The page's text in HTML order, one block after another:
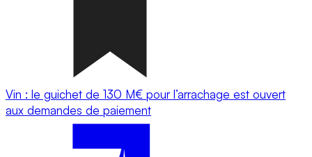
Vin : le guichet de 130 M€ pour l’arrachage est ouvert
aux demandes de paiement